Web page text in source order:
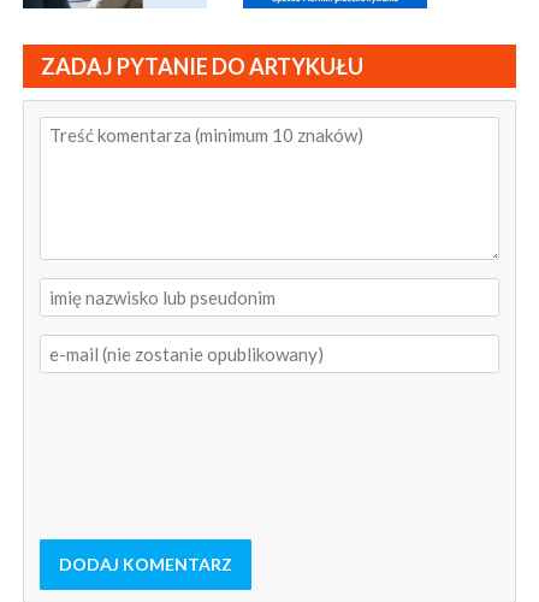
ZADAJ PYTANIE DO ARTYKUŁU
DODAJ KOMENTARZ